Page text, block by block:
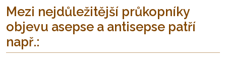
Mezi nejdůležitější průkopníky
objevu asepse a antisepse patří
např.: